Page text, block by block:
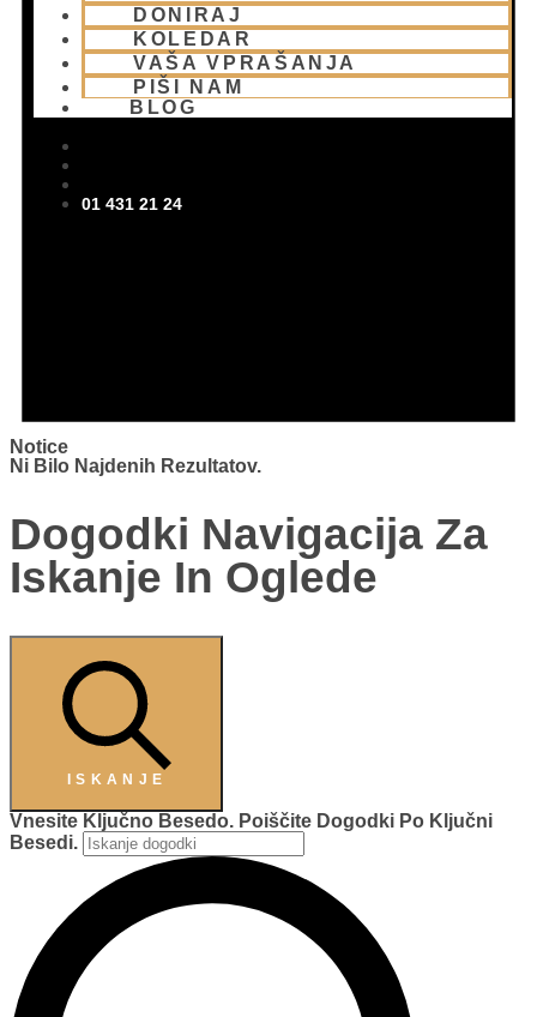
DONIRAJ
KOLEDAR
VAŠA VPRAŠANJA
PIŠI NAM
BLOG
01 431 21 24
Notice
Ni Bilo Najdenih Rezultatov.
Dogodki Navigacija Za
Iskanje In Oglede
ISKANJE
Vnesite Ključno Besedo. Poiščite Dogodki Po Ključni
Besedi.